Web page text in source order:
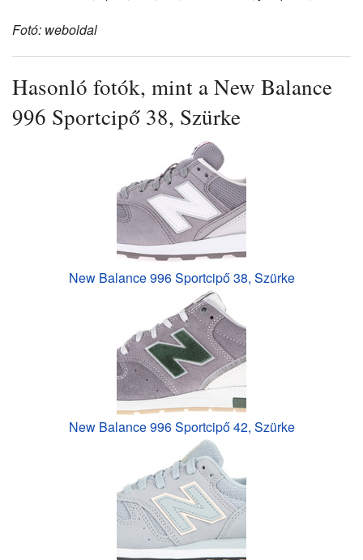
Fotó: weboldal
Hasonló fotók, mint a New Balance
996 Sportcipő 38, Szürke
New Balance 996 Sportcipő 38, Szürke
New Balance 996 Sportcipő 42, Szürke